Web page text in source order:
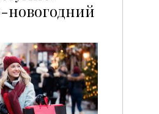
новогодний